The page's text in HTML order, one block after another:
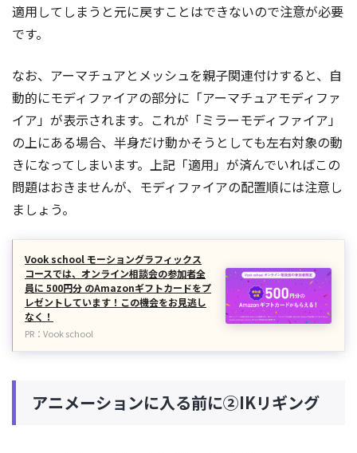
適用してしまうと元に戻すことはできないので注意が必要
です。
なお、アーマチュアとメッシュを親子関連付けすると、自
動的にモディファイアの部分に「アーマチュアモディファ
イア」が表示されます。これが「ミラーモディファイア」
の上にある場合、半身だけ動かそうとしても左右対象の動
きになってしまいます。上記「適用」が済んでいればこの
問題はおきませんが、モディファイアの配置順には注意し
ましょう。
Vook school モーショングラフィックス
コースでは、オンライン相談会の参加者全
員に 500円分 のAmazonギフトカードをプ
レゼントしています！この機会をお見逃し
なく！
PR：Vook school
アニメーションに入る前に②IKリギング